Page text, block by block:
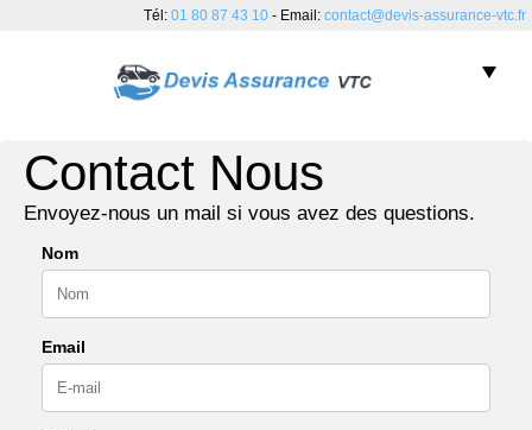
Tél: 01 80 87 43 10 - Email: contact@devis-assurance-vtc.fr
ASSURANCE VTC
ASSURANCE POUR VTC
ASSURANCE CHAUFFEUR VTC
ASSURANCE FLOTTE DES VTC
Contact Nous
Envoyez-nous un mail si vous avez des questions.
Nom
Email